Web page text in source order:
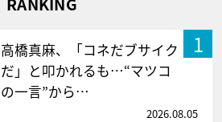
1
高橋真麻、「コネだブサイク
だ」と叩かれるも…“マツコ
の一言”から…
2026.08.05